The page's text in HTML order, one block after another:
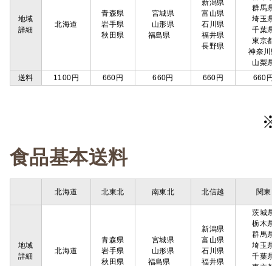
地域
詳細
北海道
青森県
岩手県
秋田県
宮城県
山形県
福島県
新潟県
富山県
石川県
福井県
長野県
群馬
埼玉
千葉
東京
神奈
山梨
送料
1100円 660円 660円 660円 660
食品基本送料
北海道 北東北 南東北 北信越 関東
地域
詳細
北海道
青森県
岩手県
秋田県
宮城県
山形県
福島県
新潟県
富山県
石川県
福井県
茨城
栃木
群馬
埼玉
千葉